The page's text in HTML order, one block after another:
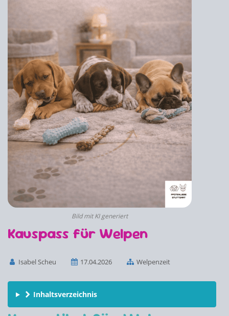
Bild mit KI generiert
Kauspass für Welpen
Isabel Scheu 17.04.2026 Welpenzeit
Inhaltsverzeichnis